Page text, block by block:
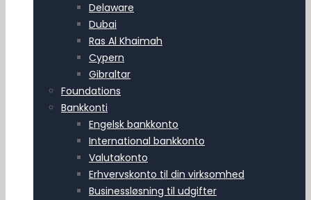
Delaware
Dubai
Ras Al Khaimah
Cypern
Gibraltar
Foundations
Bankkonti
Engelsk bankkonto
International bankkonto
Valutakonto
Erhvervskonto til din virksomhed
Businessløsning til udgifter